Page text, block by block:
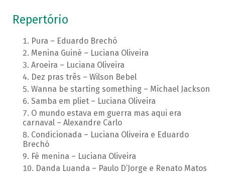
Repertório
Pura – Eduardo Brechó
Menina Guiné – Luciana Oliveira
Aroeira – Luciana Oliveira
Dez pras três – Wilson Bebel
Wanna be starting something – Michael Jackson
Samba em pliet – Luciana Oliveira
O mundo estava em guerra mas aqui era
carnaval – Alexandre Carlo
Condicionada – Luciana Oliveira e Eduardo
Brechó
Fé menina – Luciana Oliveira
Danda Luanda – Paulo D’Jorge e Renato Matos